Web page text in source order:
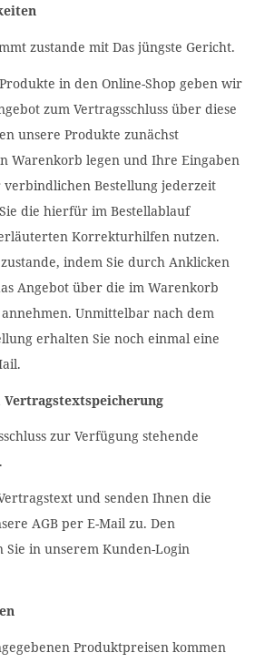
zustande mit Das jüngste Gericht.
in den Online-Shop geben wir
zum Vertragsschluss über diese
unsere Produkte zunächst
Warenkorb legen und Ihre Eingaben
Bestellung jederzeit
die hierfür im Bestellablauf
Korrekturhilfen nutzen.
indem Sie durch Anklicken
Angebot über die im Warenkorb
Unmittelbar nach dem
erhalten Sie noch einmal eine
Vertragstextspeicherung
zur Verfügung stehende
und senden Ihnen die
AGB per E-Mail zu. Den
Sie in unserem Kunden-Login
Produktpreisen kommen